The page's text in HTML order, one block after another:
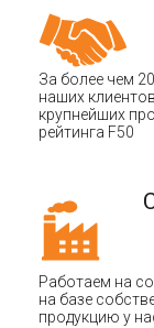
За более чем
наших
крупнейших
рейтинга F50
Работаем на
на базе
продукцию у